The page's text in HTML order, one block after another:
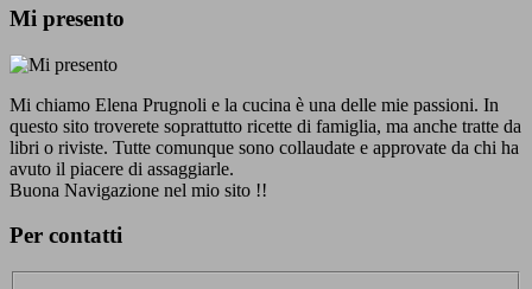
Mi presento
Mi chiamo Elena Prugnoli e la cucina è una delle mie passioni. In
questo sito troverete soprattutto ricette di famiglia, ma anche tratte da
libri o riviste. Tutte comunque sono collaudate e approvate da chi ha
avuto il piacere di assaggiarle.
Buona Navigazione nel mio sito !!
Per contatti